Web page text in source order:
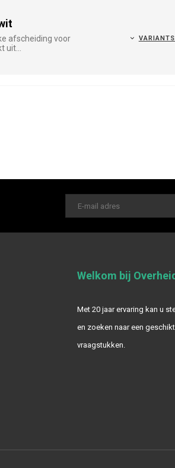
afscheiding voor
uit...
VARIANTS
Welkom bij
Met 20 jaar ervaring kan u
en zoeken naar een
vraagstukken.